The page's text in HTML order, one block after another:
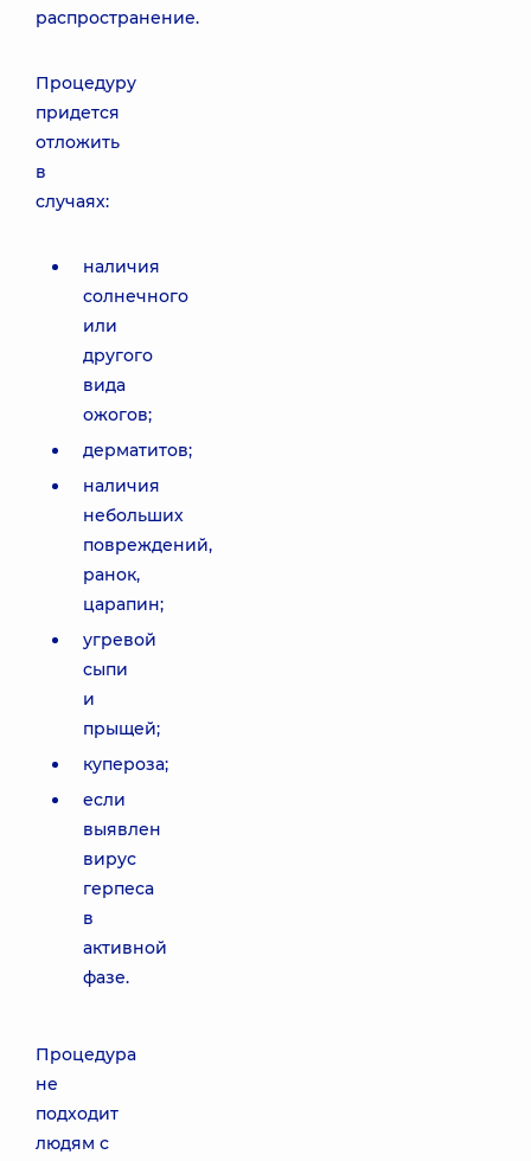
распространение.
Процедуру
придется
отложить
в
случаях:
наличия
солнечного
или
другого
вида
ожогов;
дерматитов;
наличия
небольших
повреждений,
ранок,
царапин;
угревой
сыпи
и
прыщей;
купероза;
если
выявлен
вирус
герпеса
в
активной
фазе.
Процедура
не
подходит
людям с